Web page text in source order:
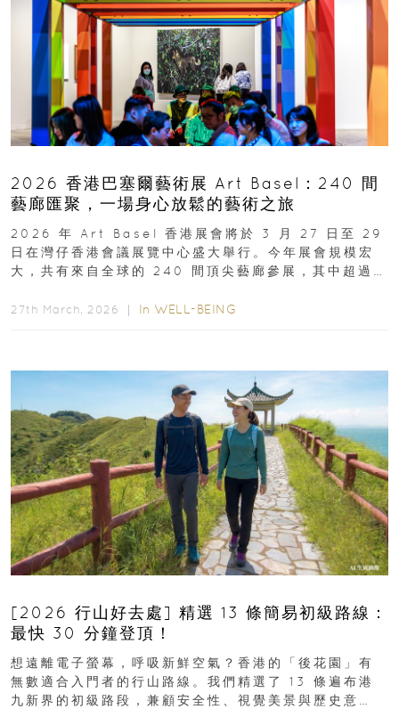
2026 香港巴塞爾藝術展 Art Basel：240 間
藝廊匯聚，一場身心放鬆的藝術之旅
2026 年 Art Basel 香港展會將於 3 月 27 日至 29
日在灣仔香港會議展覽中心盛大舉行。今年展會規模宏
大，共有來自全球的 240 間頂尖藝廊參展，其中超過半
27th March, 2026 ｜ In WELL-BEING
[2026 行山好去處] 精選 13 條簡易初級路線：
最快 30 分鐘登頂！
想遠離電子螢幕，呼吸新鮮空氣？香港的「後花園」有
無數適合入門者的行山路線。我們精選了 13 條遍布港
九新界的初級路段，兼顧安全性、視覺美景與歷史意